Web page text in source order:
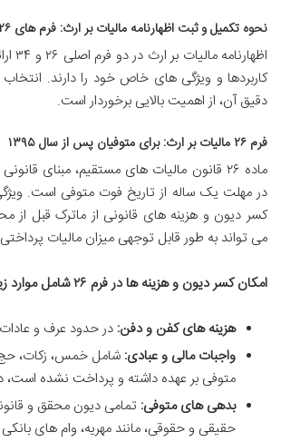
نحوه تکمیل و ثبت اظهارنامه مالیات بر ارث: فرم های ۲۶ و ۳۴
کاربردها و ویژگی های خاص خود را دارند.
دقیق آن، از اهمیت بالایی برخوردار است.
فرم ۲۶ مالیات بر ارث: برای متوفیان پس از سال ۱۳۹۵
ماده ۲۶ قانون مالیات های مستقیم، مبنای
در مهلت یک ساله از تاریخ فوت متوفی است. ویژگی
کسر دیون و هزینه های قانونی از ماترک قبل از
می تواند به طور قابل توجهی میزان مالیات
امکان کسر دیون و هزینه ها در فرم ۲۶ شامل موارد زیر است:
هزینه های کفن و دفن:در حدود عرف و
واجبات مالی و عبادی: شامل خمس، زکات، حج
متوفی بر عهده داشته و پرداخت نشده است،
بدهی های متوفی: تمامی دیون محقق و
حقیقی و حقوقی، مانند مهریه، وام های